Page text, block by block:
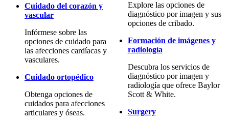
Cuidado del corazón y
vascular
Infórmese sobre las
opciones de cuidado para
las afecciones cardíacas y
vasculares.
Cuidado ortopédico
Obtenga opciones de
cuidados para afecciones
articulares y óseas.
Explore las opciones de
diagnóstico por imagen y sus
opciones de cribado.
Formación de imágenes y
radiología
Descubra los servicios de
diagnóstico por imagen y
radiología que ofrece Baylor
Scott & White.
Surgery